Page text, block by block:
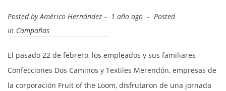
Posted byAmérico Hernández 1 año ago
Posted
in Campañas
El pasado 22 de febrero, los empleados y sus familiares
Confecciones Dos Caminos y Textiles Merendón, empresas de
la corporación Fruit of the Loom, disfrutaron de una jornada